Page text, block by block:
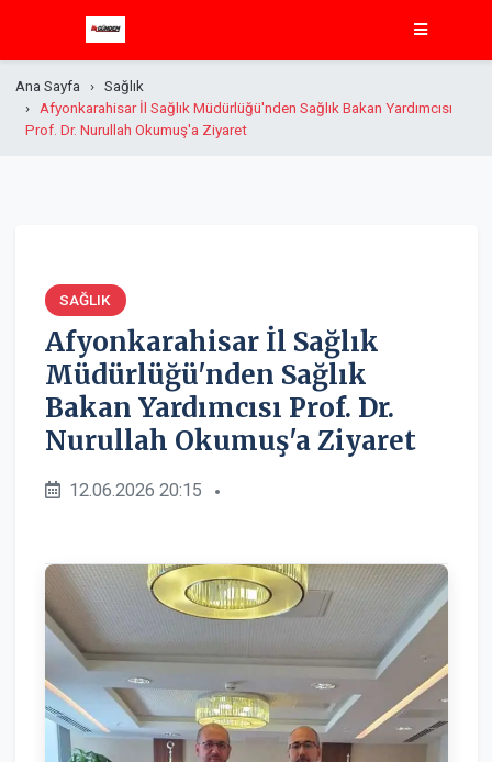
Ana Sayfa
Sağlık
Afyonkarahisar İl Sağlık Müdürlüğü'nden Sağlık Bakan Yardımcısı
Prof. Dr. Nurullah Okumuş'a Ziyaret
SAĞLIK
Afyonkarahisar İl Sağlık
Müdürlüğü'nden Sağlık
Bakan Yardımcısı Prof. Dr.
Nurullah Okumuş'a Ziyaret
12.06.2026 20:15